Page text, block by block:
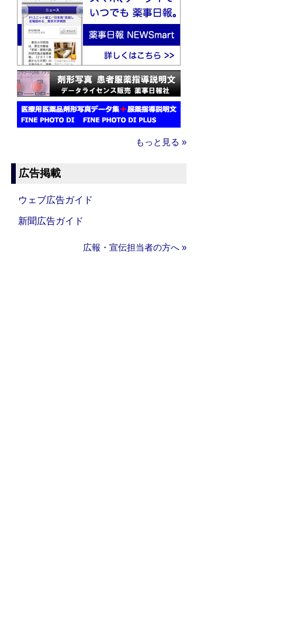
もっと見る »
広告掲載
ウェブ広告ガイド
新聞広告ガイド
広報・宣伝担当者の方へ »